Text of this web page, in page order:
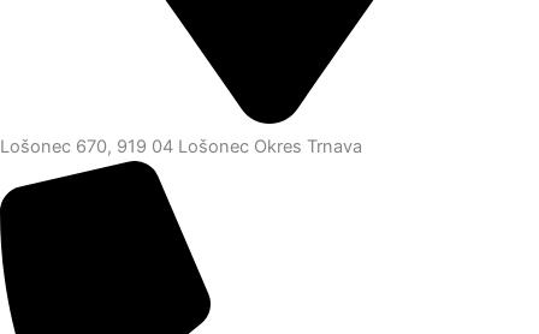
Lošonec 670, 919 04 Lošonec Okres Trnava